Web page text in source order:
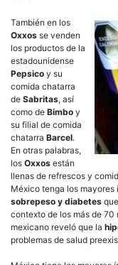
También en los
Oxxos se venden
los productos de la
estadounidense
Pepsico y su
comida chatarra
de Sabritas, así
como de Bimbo y
su filial de comida
chatarra Barcel.
En otras palabras,
los Oxxos están
llenas de refrescos y
México tenga los mayores
sobrepeso y diabetes
contexto de los más de 70
mexicano reveló que la
problemas de salud